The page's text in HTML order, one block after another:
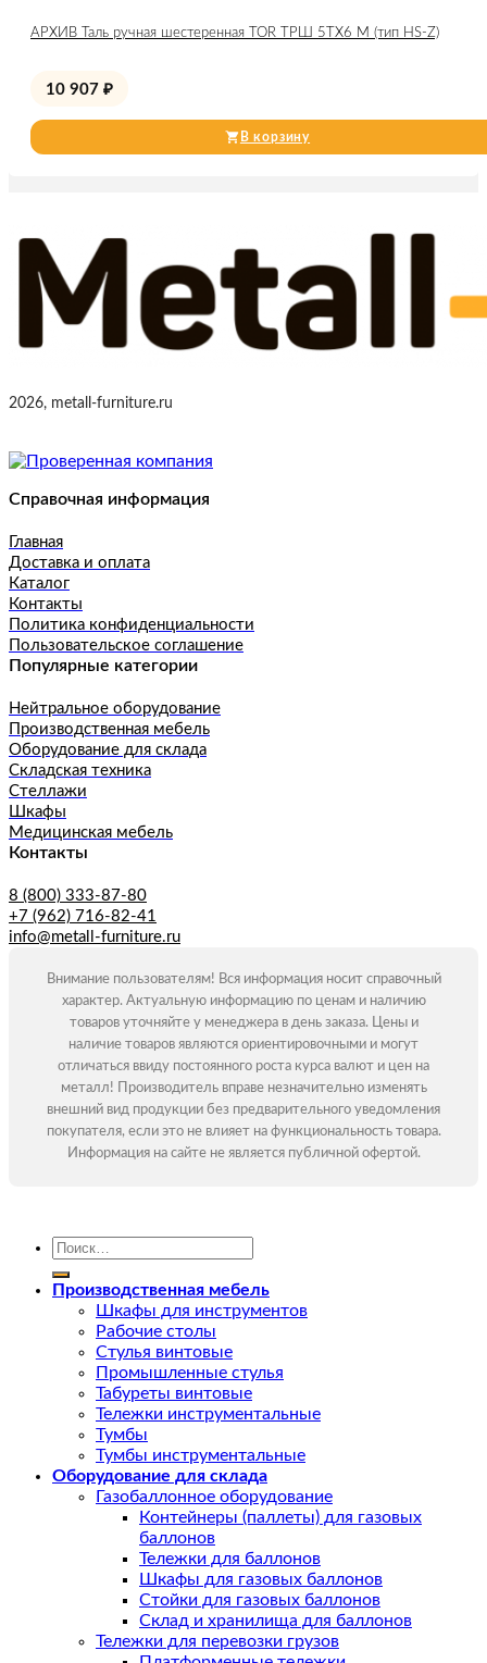
АРХИВ Таль ручная шестеренная TOR ТРШ 5ТХ6 М (тип HS-Z)
10 907 ₽
В корзину
2026, metall-furniture.ru
Справочная информация
Главная
Доставка и оплата
Каталог
Контакты
Политика конфиденциальности
Пользовательское соглашение
Популярные категории
Нейтральное оборудование
Производственная мебель
Оборудование для склада
Складская техника
Стеллажи
Шкафы
Медицинская мебель
Контакты
8 (800) 333-87-80
+7 (962) 716-82-41
info@metall-furniture.ru
Внимание пользователям! Вся информация носит справочный
характер. Актуальную информацию по ценам и наличию
товаров уточняйте у менеджера в день заказа. Цены и
наличие товаров являются ориентировочными и могут
отличаться ввиду постоянного роста курса валют и цен на
металл! Производитель вправе незначительно изменять
внешний вид продукции без предварительного уведомления
покупателя, если это не влияет на функциональность товара.
Информация на сайте не является публичной офертой.
Искать:
Производственная мебель
Шкафы для инструментов
Рабочие столы
Стулья винтовые
Промышленные стулья
Табуреты винтовые
Тележки инструментальные
Тумбы
Тумбы инструментальные
Оборудование для склада
Газобаллонное оборудование
Контейнеры (паллеты) для газовых
баллонов
Тележки для баллонов
Шкафы для газовых баллонов
Стойки для газовых баллонов
Склад и хранилища для баллонов
Тележки для перевозки грузов